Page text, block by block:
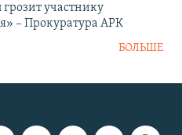
участнику
– Прокуратура АРК
БОЛЬШЕ